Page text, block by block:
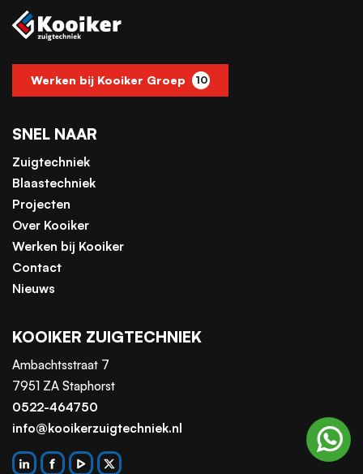
Werken bij Kooiker Groep 10
SNEL NAAR
Zuigtechniek
Blaastechniek
Projecten
Over Kooiker
Werken bij Kooiker
Contact
Nieuws
KOOIKER ZUIGTECHNIEK
Ambachtsstraat 7
7951 ZA Staphorst
0522-464750
info@kooikerzuigtechniek.nl